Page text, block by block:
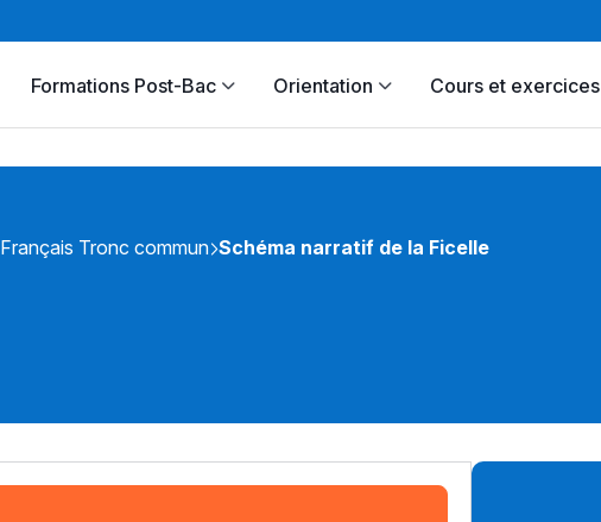
Formations Post-Bac Orientation Cours et exercices
Français Tronc commun Schéma narratif de la Ficelle